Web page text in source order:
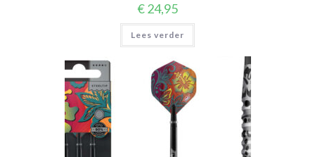
€24,95
Lees verder